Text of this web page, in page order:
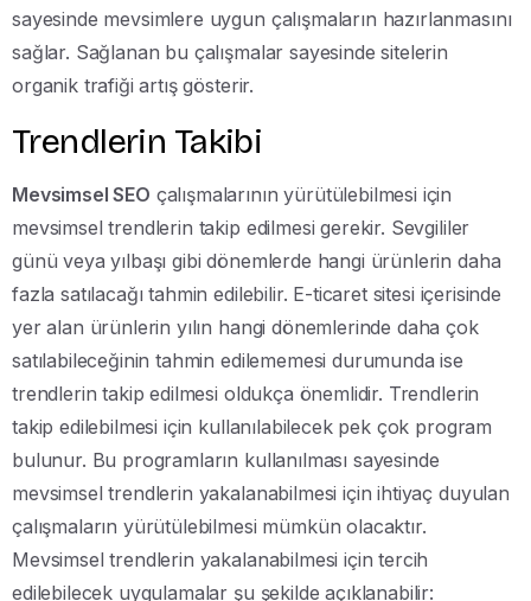
sayesinde mevsimlere uygun çalışmaların hazırlanmasını
sağlar. Sağlanan bu çalışmalar sayesinde sitelerin
organik trafiği artış gösterir.
Trendlerin Takibi
Mevsimsel SEO çalışmalarının yürütülebilmesi için
mevsimsel trendlerin takip edilmesi gerekir. Sevgililer
günü veya yılbaşı gibi dönemlerde hangi ürünlerin daha
fazla satılacağı tahmin edilebilir. E-ticaret sitesi içerisinde
yer alan ürünlerin yılın hangi dönemlerinde daha çok
satılabileceğinin tahmin edilememesi durumunda ise
trendlerin takip edilmesi oldukça önemlidir. Trendlerin
takip edilebilmesi için kullanılabilecek pek çok program
bulunur. Bu programların kullanılması sayesinde
mevsimsel trendlerin yakalanabilmesi için ihtiyaç duyulan
çalışmaların yürütülebilmesi mümkün olacaktır.
Mevsimsel trendlerin yakalanabilmesi için tercih
edilebilecek uygulamalar şu şekilde açıklanabilir: